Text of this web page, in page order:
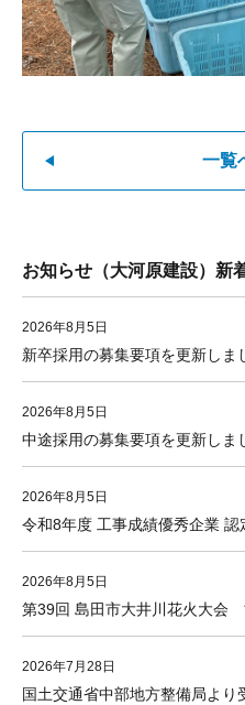
一覧
お知らせ（大河原建設）新
2026年8月5日
新卒採用の募集要項を更新しま
2026年8月5日
中途採用の募集要項を更新しま
2026年8月5日
令和8年度 工事成績優秀企業 認
2026年8月5日
第39回 島田市大井川花火大会
2026年7月28日
国土交通省中部地方整備局より